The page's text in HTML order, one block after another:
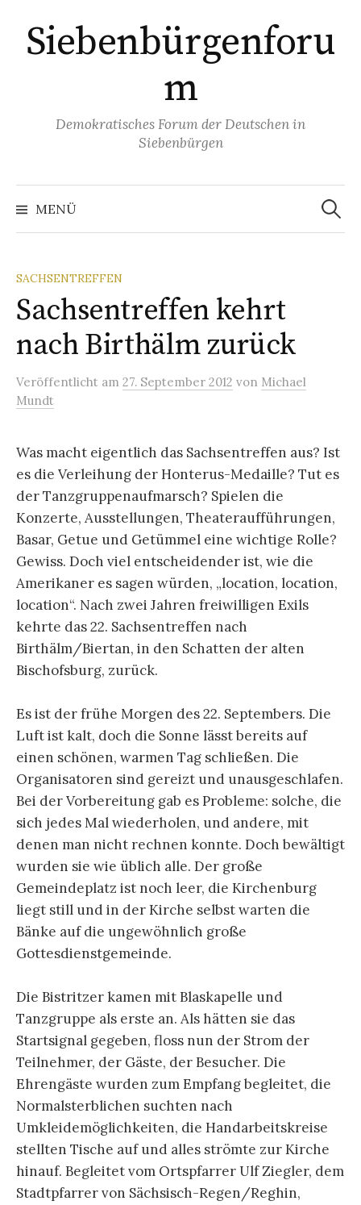
zum
Inhalt
Siebenbürgenforu
m
Demokratisches Forum der Deutschen in
Siebenbürgen
MENÜ
Suchen
nach:
SACHSENTREFFEN
Sachsentreffen kehrt
nach Birthälm zurück
Veröffentlicht am 27. September 2012 von Michael
Mundt
Was macht eigentlich das Sachsentreffen aus? Ist
es die Verleihung der Honterus-Medaille? Tut es
der Tanzgruppenaufmarsch? Spielen die
Konzerte, Ausstellungen, Theateraufführungen,
Basar, Getue und Getümmel eine wichtige Rolle?
Gewiss. Doch viel entscheidender ist, wie die
Amerikaner es sagen würden, „location, location,
location“. Nach zwei Jahren freiwilligen Exils
kehrte das 22. Sachsentreffen nach
Birthälm/Biertan, in den Schatten der alten
Bischofsburg, zurück.
Es ist der frühe Morgen des 22. Septembers. Die
Luft ist kalt, doch die Sonne lässt bereits auf
einen schönen, warmen Tag schließen. Die
Organisatoren sind gereizt und unausgeschlafen.
Bei der Vorbereitung gab es Probleme: solche, die
sich jedes Mal wiederholen, und andere, mit
denen man nicht rechnen konnte. Doch bewältigt
wurden sie wie üblich alle. Der große
Gemeindeplatz ist noch leer, die Kirchenburg
liegt still und in der Kirche selbst warten die
Bänke auf die ungewöhnlich große
Gottesdienstgemeinde.
Die Bistritzer kamen mit Blaskapelle und
Tanzgruppe als erste an. Als hätten sie das
Startsignal gegeben, floss nun der Strom der
Teilnehmer, der Gäste, der Besucher. Die
Ehrengäste wurden zum Empfang begleitet, die
Normalsterblichen suchten nach
Umkleidemöglichkeiten, die Handarbeitskreise
stellten Tische auf und alles strömte zur Kirche
hinauf. Begleitet vom Ortspfarrer Ulf Ziegler, dem
Stadtpfarrer von Sächsisch-Regen/Reghin,